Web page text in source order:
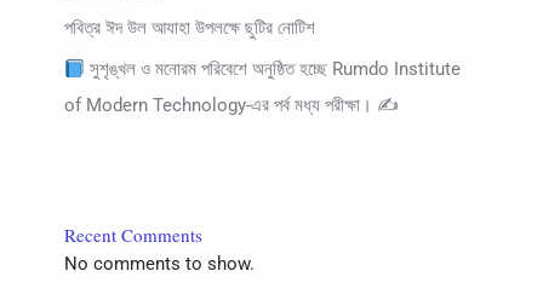
পবিত্র ঈদ উল আযাহা উপলক্ষে ছুটির নোটিশ
সুশৃঙ্খল ও মনোরম পরিবেশে অনুষ্ঠিত হচ্ছে Rumdo Institute
of Modern Technology-এর পর্ব মধ্য পরীক্ষা। ✍
Recent Comments
No comments to show.